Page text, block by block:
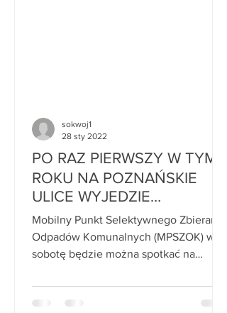
PO RAZ PIERWSZY W TYM
ROKU NA POZNAŃSKIE
ULICE WYJEDZIE
GRATOWÓZ (28 STYCZNIA
2022)
Mobilny Punkt Selektywnego Zbierania
Odpadów Komunalnych (MPSZOK) w
sobotę będzie można spotkać na
do...
sokwoj1
28 sty 2022